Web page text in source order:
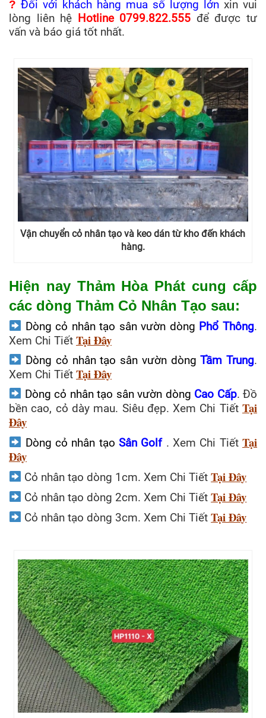
? Đối với khách hàng mua số lượng lớn xin vui
lòng liên hệ
Hotline 0799.822.555 để được tư
vấn và báo giá tốt nhất.
Vận chuyển cỏ nhân tạo và keo dán từ kho đến khách
hàng.
Hiện nay Thảm Hòa Phát cung cấp
các dòng Thảm Cỏ Nhân Tạo sau:
Dòng cỏ nhân tạo sân vườn dòng Phổ Thông.
Xem Chi Tiết Tại Đây
Dòng cỏ nhân tạo sân vườn dòng Tầm Trung.
Xem Chi Tiết Tại Đây
Dòng cỏ nhân tạo sân vườn dòng Cao Cấp. Đồ
bền cao, cỏ dày mau. Siêu đẹp. Xem Chi Tiết Tại
Đây
Dòng cỏ nhân tạo Sân Golf. Xem Chi TiếtTại
Đây
Cỏ nhân tạo dòng 1cm. Xem Chi TiếtTại Đây
Cỏ nhân tạo dòng 2cm. Xem Chi TiếtTại Đây
Cỏ nhân tạo dòng 3cm. Xem Chi TiếtTại Đây